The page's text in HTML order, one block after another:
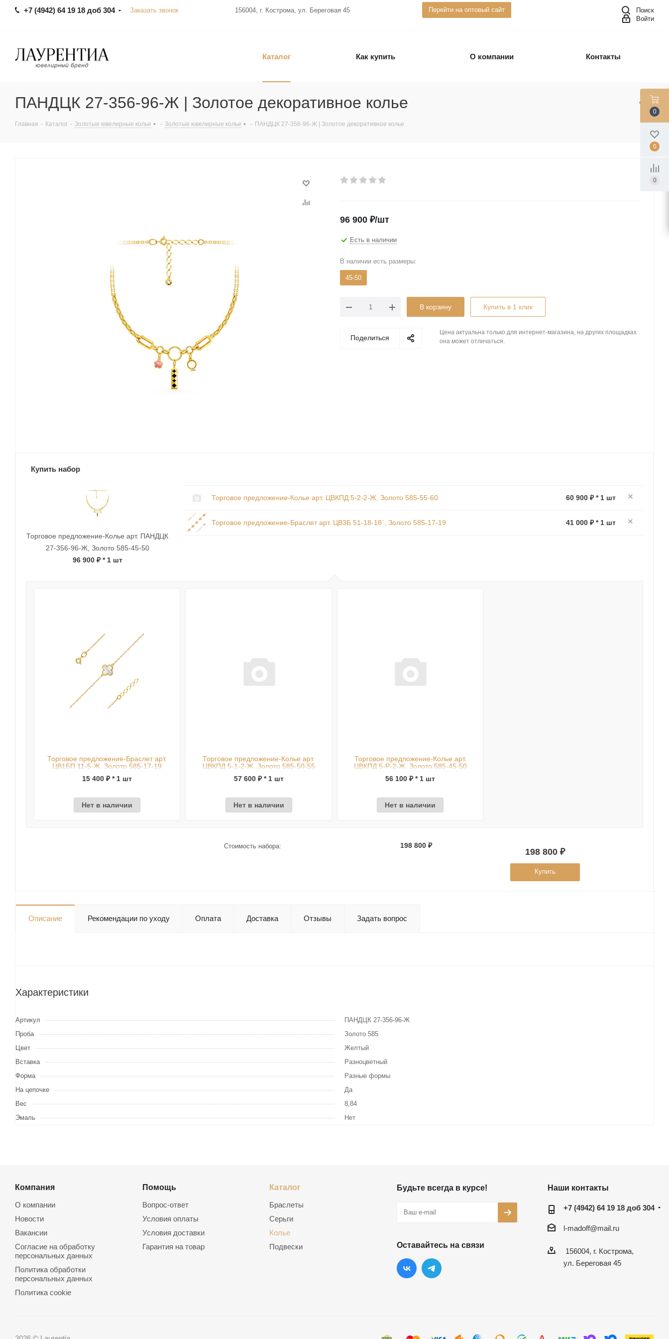
+7 (4942) 64 19 18 доб 304 Заказать звонок 156004, г. Кострома, ул. Береговая 45 Перейти на оптовый сайт
Поиск
Войти
Каталог Как купить О компании Контакты
ПАНДЦК 27-356-96-Ж | Золотое декоративное колье
Главная - Каталог - Золотые ювелирные колье - Золотые ювелирные колье - ПАНДЦК 27-356-96-Ж | Золотое декоративное колье
96 900 ₽/шт
Есть в наличии
В наличии есть размеры:
45-50
В корзину Купить в 1 клик
Поделиться
Цена актуальна только для интернет-магазина, на других площадках
она может отличаться.
Купить набор
Торговое предложение-Колье арт. ПАНДЦК
27-356-96-Ж, Золото 585-45-50
96 900 ₽* 1 шт
Торговое предложение-Колье арт. ЦВКПД 5-2-2-Ж, Золото 585-55-60 60 900 ₽ * 1 шт
Торговое предложение-Браслет арт. ЦВ3Б 51-18-18`, Золото 585-17-19 41 000 ₽ * 1 шт
Торговое предложение-Браслет арт.
ЦВ1БП 11-5-Ж, Золото 585-17-19
15 400 ₽ * 1 шт
Нет в наличии
Торговое предложение-Колье арт.
ЦВКПД 5-1-2-Ж, Золото 585-50-55
57 600 ₽ * 1 шт
Нет в наличии
Торговое предложение-Колье арт.
ЦВКПД 5-Р-2-Ж, Золото 585-45-50
56 100 ₽ * 1 шт
Нет в наличии
Стоимость набора: 198 800 ₽
198 800 ₽
Купить
Описание Рекомендации по уходу Оплата Доставка Отзывы Задать вопрос
Характеристики
Артикул
ПАНДЦК 27-356-96-Ж
Проба
Золото 585
Цвет
Желтый
Вставка
Разноцветный
Форма
Разные формы
На цепочке
Да
Вес
8,84
Эмаль
Нет
Компания
О компании
Новости
Вакансии
Согласие на обработку
персональных данных
Политика обработки
персональных данных
Политика cookie
Помощь
Вопрос-ответ
Условия оплаты
Условия доставки
Гарантия на товар
Каталог
Браслеты
Серьги
Колье
Подвески
Будьте всегда в курсе!
Оставайтесь на связи
Наши контакты
+7 (4942) 64 19 18 доб 304
l-madoff@mail.ru
156004, г. Кострома,
ул. Береговая 45
0
0
0